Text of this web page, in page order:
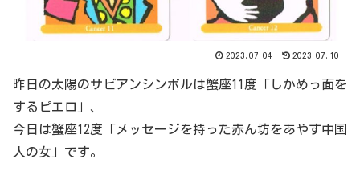
2023.07.04 2023.07.10
昨日の太陽のサビアンシンボルは蟹座11度「しかめっ面を
するピエロ」、
今日は蟹座12度「メッセージを持った赤ん坊をあやす中国
人の女」です。